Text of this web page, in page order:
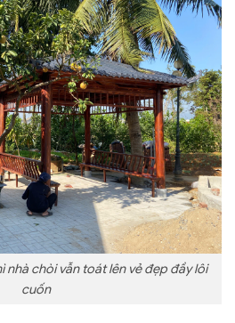
nhà chòi vẫn toát lên vẻ đẹp đầy lôi
cuốn